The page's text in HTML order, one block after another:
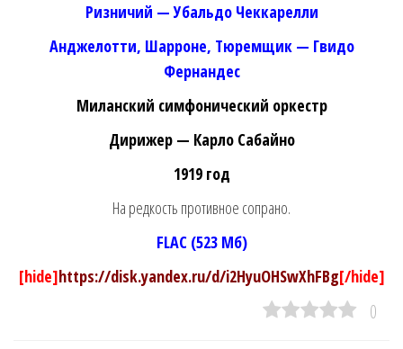
Ризничий — Убальдо Чеккарелли
Анджелотти, Шарроне, Тюремщик — Гвидо
Фернандес
Миланский симфонический оркестр
Дирижер — Карло Сабайно
1919 год
На редкость противное сопрано.
FLAC (523 Мб)
[hide]https://disk.yandex.ru/d/i2HyuOHSwXhFBg[/hide]
0